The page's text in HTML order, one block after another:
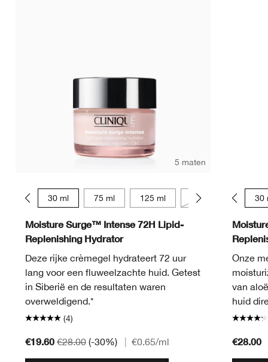
5 maten
30 ml 75 ml 125 ml 50 ml
Moisture Surge™ Intense 72H Lipid-
Replenishing Hydrator
Deze rijke crèmegel hydrateert 72 uur
lang voor een fluweelzachte huid. Getest
in Siberië en de resultaten waren
overweldigend.*
(4)
€19.60 €28.00 (-30%) €0.65/ml
30
Onze
van
huid
€28.00